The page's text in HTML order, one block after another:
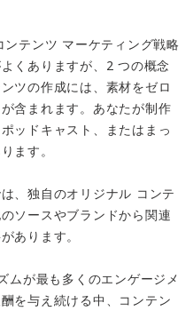
テンツ マーケティング戦略
くありますが、2 つの概念
ツの作成には、素材をゼロ
含まれます。あなたが制作
ッドキャスト、またはまっ
ます。
、独自のオリジナル コンテ
ソースやブランドから関連
あります。
ムが最も多くのエンゲージメ
を与え続ける中、コンテン